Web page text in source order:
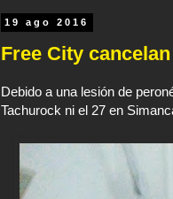
19 ago 2016
Free City
Debido a una lesión de
Tachurock ni el 27 en